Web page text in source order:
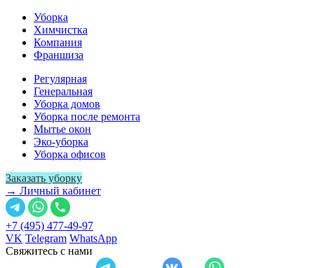
Уборка
Химчистка
Компания
Франшиза
Регулярная
Генеральная
Уборка домов
Уборка после ремонта
Мытье окон
Эко-уборка
Уборка офисов
Заказать уборку
→ Личный кабинет
+7 (495) 477-49-97
VK Telegram WhatsApp
Свяжитесь с нами